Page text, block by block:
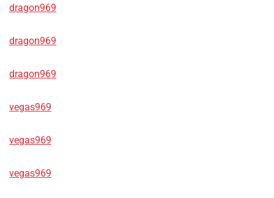
dragon969
dragon969
dragon969
vegas969
vegas969
vegas969